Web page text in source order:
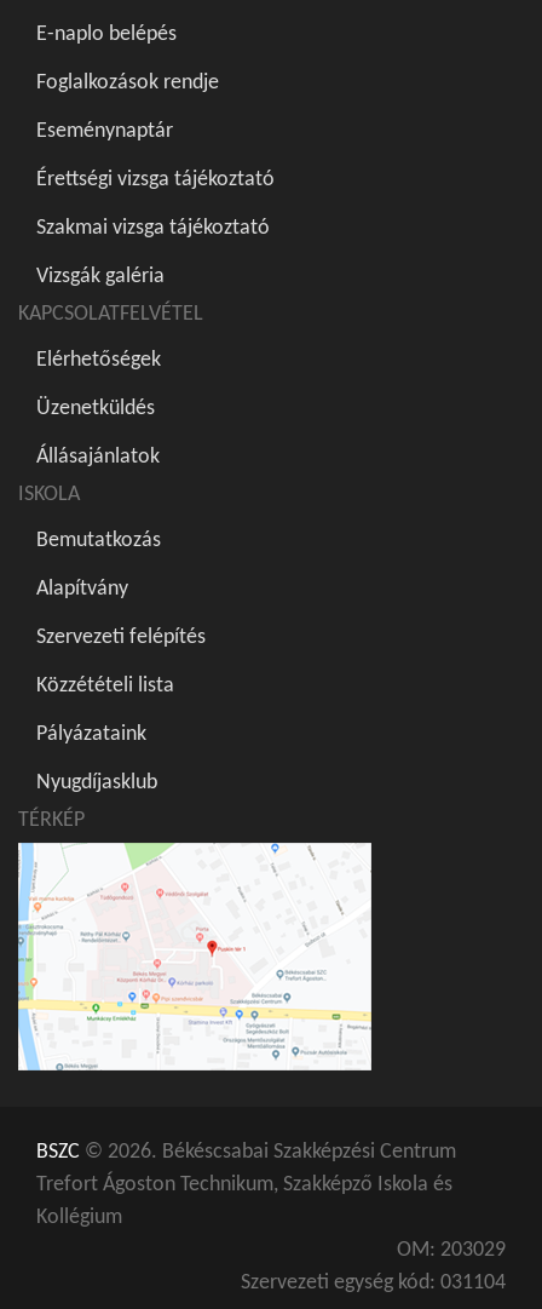
E-naplo belépés
Foglalkozások rendje
Eseménynaptár
Érettségi vizsga tájékoztató
Szakmai vizsga tájékoztató
Vizsgák galéria
KAPCSOLATFELVÉTEL
Elérhetőségek
Üzenetküldés
Állásajánlatok
ISKOLA
Bemutatkozás
Alapítvány
Szervezeti felépítés
Közzétételi lista
Pályázataink
Nyugdíjasklub
TÉRKÉP
BSZC © 2026. Békéscsabai Szakképzési Centrum
Trefort Ágoston Technikum, Szakképző Iskola és
Kollégium
OM: 203029
Szervezeti egység kód: 031104